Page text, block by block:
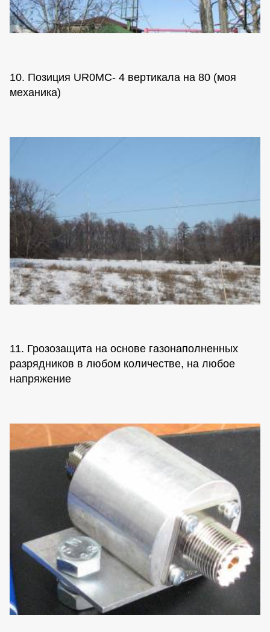
10. Позиция UR0MC- 4 вертикала на 80 (моя
механика)
11. Грозозащита на основе газонаполненных
разрядников в любом количестве, на любое
напряжение